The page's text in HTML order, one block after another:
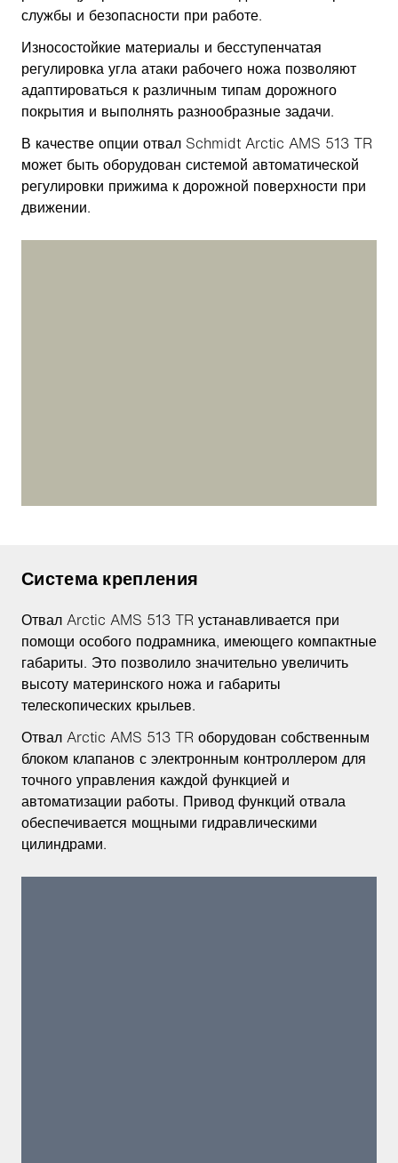
службы и безопасности при работе.
Износостойкие материалы и бесступенчатая
регулировка угла атаки рабочего ножа позволяют
адаптироваться к различным типам дорожного
покрытия и выполнять разнообразные задачи.
В качестве опции отвал Schmidt Arctic AMS 513 TR
может быть оборудован системой автоматической
регулировки прижима к дорожной поверхности при
движении.
Система крепления
Отвал Arctic AMS 513 TR устанавливается при
помощи особого подрамника, имеющего компактные
габариты. Это позволило значительно увеличить
высоту материнского ножа и габариты
телескопических крыльев.
Отвал Arctic AMS 513 TR оборудован собственным
блоком клапанов с электронным контроллером для
точного управления каждой функцией и
автоматизации работы. Привод функций отвала
обеспечивается мощными гидравлическими
цилиндрами.